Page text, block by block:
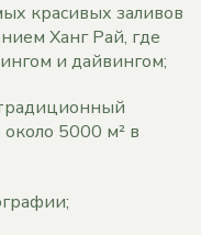
красивых заливов
Ханг Рай, где
и дайвингом;
5000 м² в